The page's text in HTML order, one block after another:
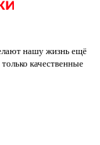
нашу жизнь ещё
качественные